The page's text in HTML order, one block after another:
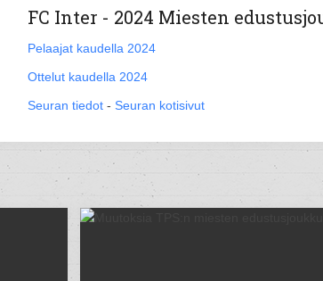
FC Inter - 2024 Miesten
Pelaajat kaudella 2024
Ottelut kaudella 2024
Seuran tiedot - Seuran kotisivut